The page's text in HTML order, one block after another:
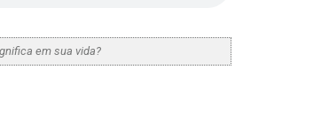
em sua vida?